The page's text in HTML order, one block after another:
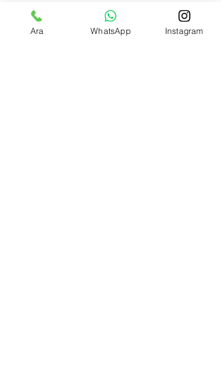
İşlenen verilerin münhasıran otomatik
sistemler vasıtasıyla analiz edilmesi
Ara WhatsApp Instagram